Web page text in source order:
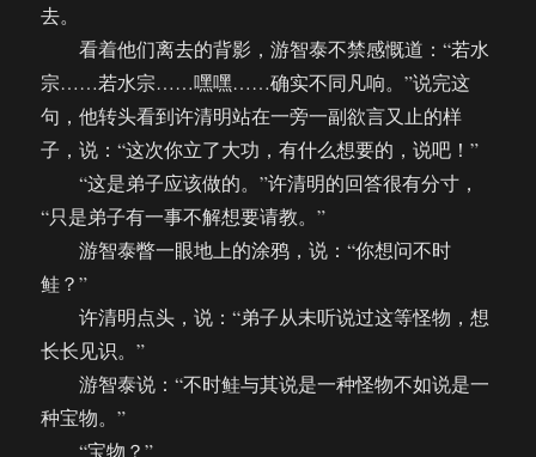
去。
看着他们离去的背影，游智泰不禁感慨道：“若水
宗……若水宗……嘿嘿……确实不同凡响。”说完这
句，他转头看到许清明站在一旁一副欲言又止的样
子，说：“这次你立了大功，有什么想要的，说吧！”
“这是弟子应该做的。”许清明的回答很有分寸，
“只是弟子有一事不解想要请教。”
游智泰瞥一眼地上的涂鸦，说：“你想问不时
鲑？”
许清明点头，说：“弟子从未听说过这等怪物，想
长长见识。”
游智泰说：“不时鲑与其说是一种怪物不如说是一
种宝物。”
“宝物？”